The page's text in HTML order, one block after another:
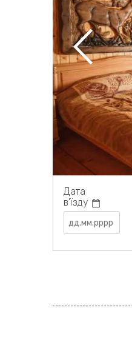
Дата
в'їзду